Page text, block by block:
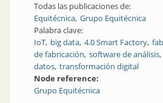
Todas las publicaciones de:
Equitécnica Grupo Equitécnica
Palabra clave:
IoT big data 4.0 Smart Factory
de fabricación software de análisis
datos transformación digital
Node reference:
Grupo Equitécnica